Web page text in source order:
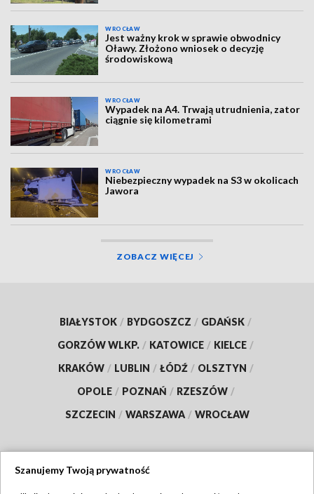
WROCŁAW
Jest ważny krok w sprawie obwodnicy
Oławy. Złożono wniosek o decyzję
środowiskową
WROCŁAW
Wypadek na A4. Trwają utrudnienia, zator
ciągnie się kilometrami
WROCŁAW
Niebezpieczny wypadek na S3 w okolicach
Jawora
ZOBACZ WIĘCEJ
BIAŁYSTOK / BYDGOSZCZ / GDAŃSK /
GORZÓW WLKP. / KATOWICE / KIELCE /
KRAKÓW / LUBLIN / ŁÓDŹ / OLSZTYN /
OPOLE / POZNAŃ / RZESZÓW /
SZCZECIN / WARSZAWA / WROCŁAW
Szanujemy Twoją prywatność